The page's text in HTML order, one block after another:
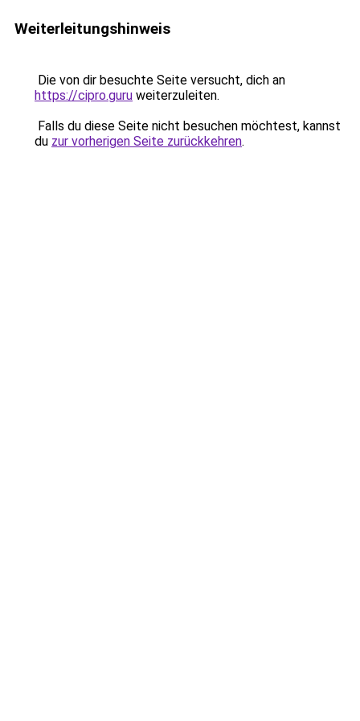
Weiterleitungshinweis
Die von dir besuchte Seite versucht, dich an
https://cipro.guru weiterzuleiten.
Falls du diese Seite nicht besuchen möchtest, kannst
du zur vorherigen Seite zurückkehren.